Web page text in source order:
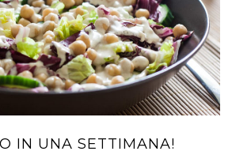
IN UNA SETTIMANA!